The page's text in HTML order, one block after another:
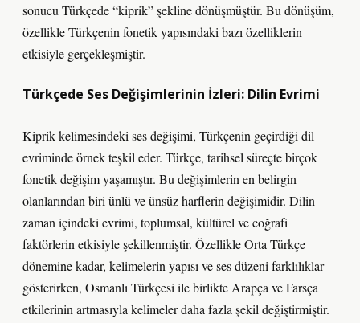
sonucu Türkçede “kiprik” şekline dönüşmüştür. Bu dönüşüm,
özellikle Türkçenin fonetik yapısındaki bazı özelliklerin
etkisiyle gerçekleşmiştir.
Türkçede Ses Değişimlerinin İzleri: Dilin Evrimi
Kiprik kelimesindeki ses değişimi, Türkçenin geçirdiği dil
evriminde örnek teşkil eder. Türkçe, tarihsel süreçte birçok
fonetik değişim yaşamıştır. Bu değişimlerin en belirgin
olanlarından biri ünlü ve ünsüz harflerin değişimidir. Dilin
zaman içindeki evrimi, toplumsal, kültürel ve coğrafi
faktörlerin etkisiyle şekillenmiştir. Özellikle Orta Türkçe
dönemine kadar, kelimelerin yapısı ve ses düzeni farklılıklar
gösterirken, Osmanlı Türkçesi ile birlikte Arapça ve Farsça
etkilerinin artmasıyla kelimeler daha fazla şekil değiştirmiştir.